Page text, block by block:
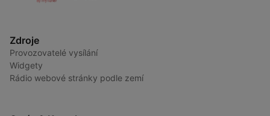
Zdroje
Provozovatelé vysílání
Widgety
Rádio webové stránky podle zemí